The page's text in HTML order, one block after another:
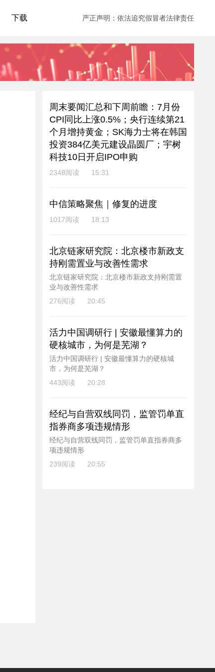
下载 严正声明：依法追究假冒者法律责任
周末要闻汇总和下周前瞻：7月份
CPI同比上涨0.5%；央行连续第21
个月增持黄金；SK海力士将在韩国
投资384亿美元建设晶圆厂；宇树
科技10日开启IPO申购
2348阅读 15:31
中信策略聚焦｜修复的进度
1017阅读 18:13
北京链家研究院：北京楼市新政支
持刚需置业与改善性需求
北京链家研究院：北京楼市新政支持刚需置
业与改善性需求
276阅读
20:45
活力中国调研行 | 安徽最懂算力的
硬核城市，为何是芜湖？
活力中国调研行 | 安徽最懂算力的硬核城
市，为何是芜湖？
443阅读
20:28
经纪与自营双线同罚，监管罚单直
指券商多项违规情形
经纪与自营双线同罚，监管罚单直指券商多
项违规情形
239阅读
20:55